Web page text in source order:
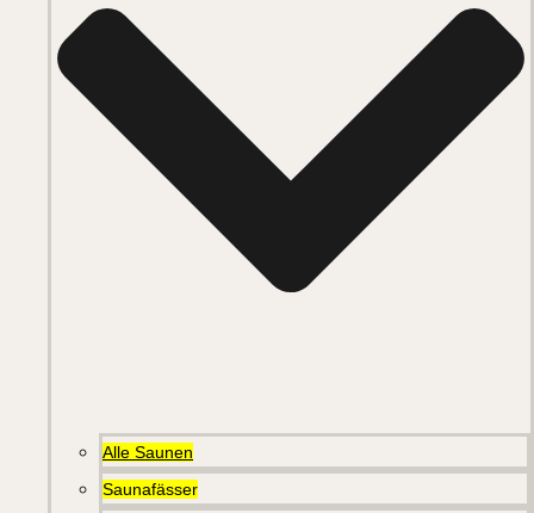
Alle Saunen
Saunafässer